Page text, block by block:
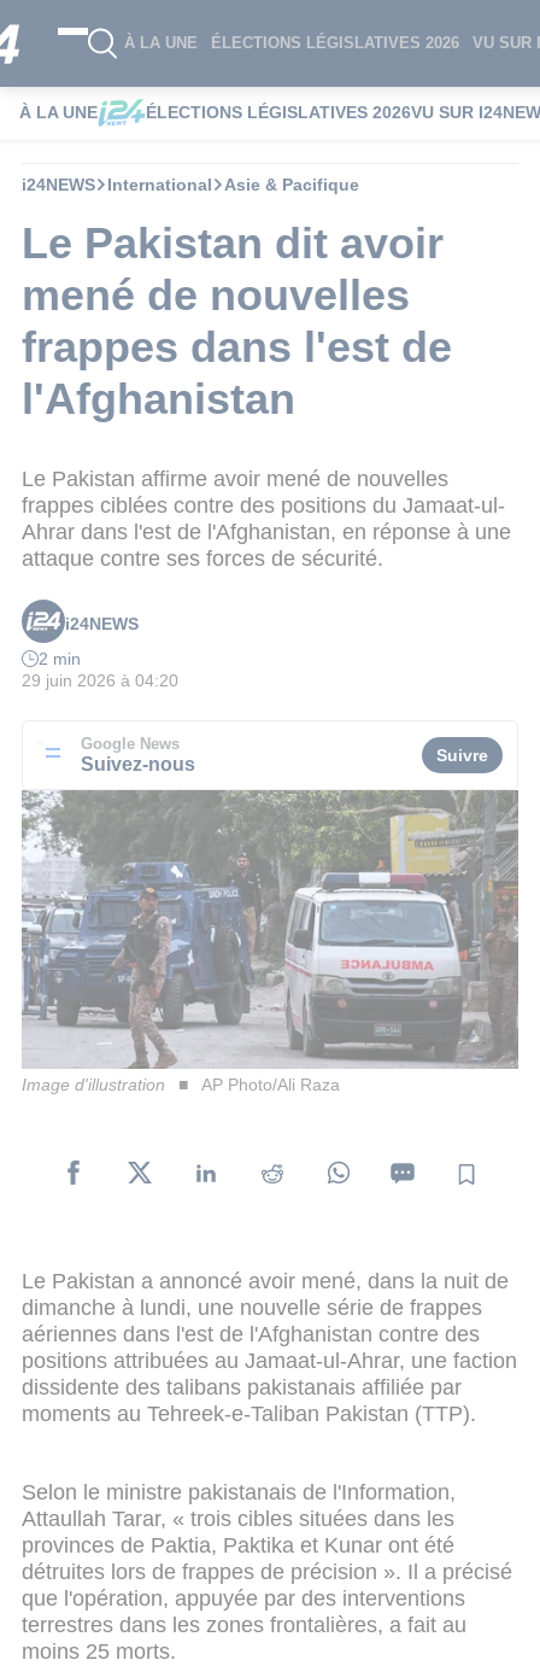
À LA UNE ÉLECTIONS LÉGISLATIVES 2026 VU SUR
À LA UNE ÉLECTIONS LÉGISLATIVES 2026VU SUR
i24NEWS International Asie & Pacifique
Le Pakistan dit avoir
mené de nouvelles
frappes dans l'est de
l'Afghanistan
Le Pakistan affirme avoir mené de nouvelles
frappes ciblées contre des positions du Jamaat-ul-
Ahrar dans l'est de l'Afghanistan, en réponse à une
attaque contre ses forces de sécurité.
i24NEWS
2 min
29 juin 2026 à 04:20
Google News
Suivez-nous Suivre
Image d'illustration AP Photo/Ali Raza
Le Pakistan a annoncé avoir mené, dans la nuit de
dimanche à lundi, une nouvelle série de frappes
aériennes dans l'est de l'Afghanistan contre des
positions attribuées au Jamaat-ul-Ahrar, une faction
dissidente des talibans pakistanais affiliée par
moments au Tehreek-e-Taliban Pakistan (TTP).
Selon le ministre pakistanais de l'Information,
Attaullah Tarar, « trois cibles situées dans les
provinces de Paktia, Paktika et Kunar ont été
détruites lors de frappes de précision ». Il a précisé
que l'opération, appuyée par des interventions
terrestres dans les zones frontalières, a fait au
moins 25 morts.